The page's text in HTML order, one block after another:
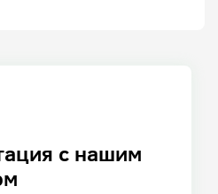
с нашим